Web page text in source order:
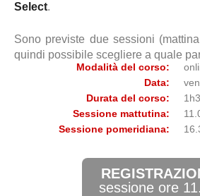
Select.
Sono previste due sessioni
quindi possibile scegliere a quale
Modalità del corso:
Data:
Durata del corso:
Sessione mattutina:
Sessione pomeridiana:
sessione ore